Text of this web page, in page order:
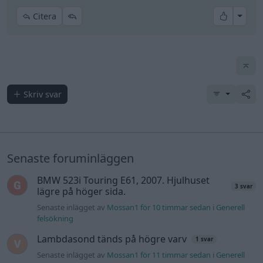
En 10v är jag ganska säker på alltid har hydrauliska.
MYCKET försiktig runt roterande delar med kläder,
hår eller annat löst hängande. LIVSFARA!
Citera All
Skriv svar
Senaste foruminläggen
BMW 523i Touring E61, 2007. Hjulhuset
lägre på höger sida.
3 svar
Senaste inlägget av Mossan1 för 10 timmar sedan i Generell
felsökning
Lambdasond tänds på högre varv 1 svar
Senaste inlägget av Mossan1 för 11 timmar sedan i Generell